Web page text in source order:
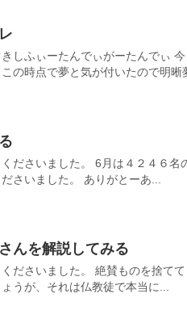
しふぃーたんでぃがーたんでぃ
の時点で夢と気が付いたので明晰
ださいました。 6月は４２４６名
さいました。 ありがとーあ...
んを解説してみる
ださいました。 絶賛ものを捨て
うが、それは仏教徒で本当に...